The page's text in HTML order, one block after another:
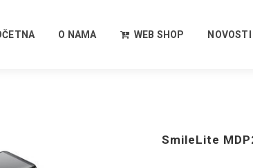
O NAMA WEB SHOP NOVOSTI
SmileLite